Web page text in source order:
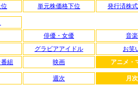
単元株価格下位
発行済株
俳優・女優
音楽
グラビアアイドル
お笑
組
映画
アニメ・
週次 月次